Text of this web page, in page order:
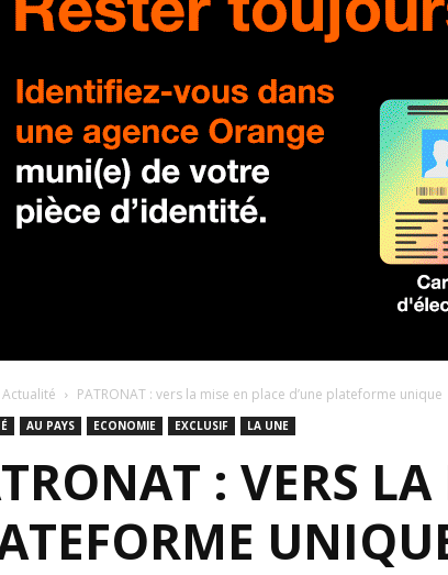
Actualité PATRONAT : vers la mise en place d’une plateforme unique
AU PAYS ECONOMIE EXCLUSIF LA UNE
: VERS